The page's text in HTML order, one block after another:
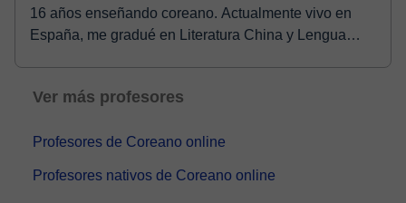
16 años enseñando coreano. Actualmente vivo en
España, me gradué en Literatura China y Lengua
Ver más profesores
Profesores de Coreano online
Profesores nativos de Coreano online